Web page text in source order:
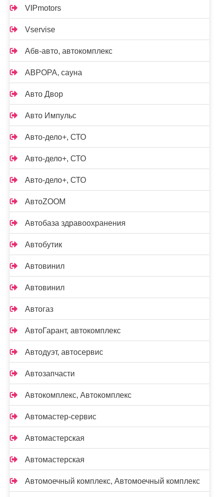
VIPmotors
Vservise
Абв-авто, автокомплекс
АВРОРА, сауна
Авто Двор
Авто Импульс
Авто-дело+, СТО
Авто-дело+, СТО
Авто-дело+, СТО
АвтоZOOM
Автобаза здравоохранения
Автобутик
Автовинил
Автовинил
Автогаз
АвтоГарант, автокомплекс
Автодуэт, автосервис
Автозапчасти
Автокомплекс, Автокомплекс
Автомастер-сервис
Автомастерская
Автомастерская
Автомоечный комплекс, Автомоечный комплекс